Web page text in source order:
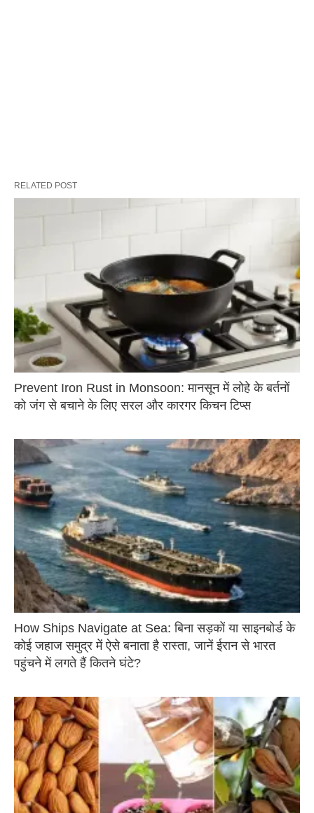
RELATED POST
Prevent Iron Rust in Monsoon: मानसून में लोहे के बर्तनों
को जंग से बचाने के लिए सरल और कारगर किचन टिप्स
How Ships Navigate at Sea: बिना सड़कों या साइनबोर्ड के
कोई जहाज समुद्र में ऐसे बनाता है रास्ता, जानें ईरान से भारत
पहुंचने में लगते हैं कितने घंटे?